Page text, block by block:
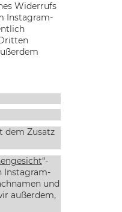
Widerrufs
Instagram-
dem Zusatz
“-
Instagram-
und
außerdem,